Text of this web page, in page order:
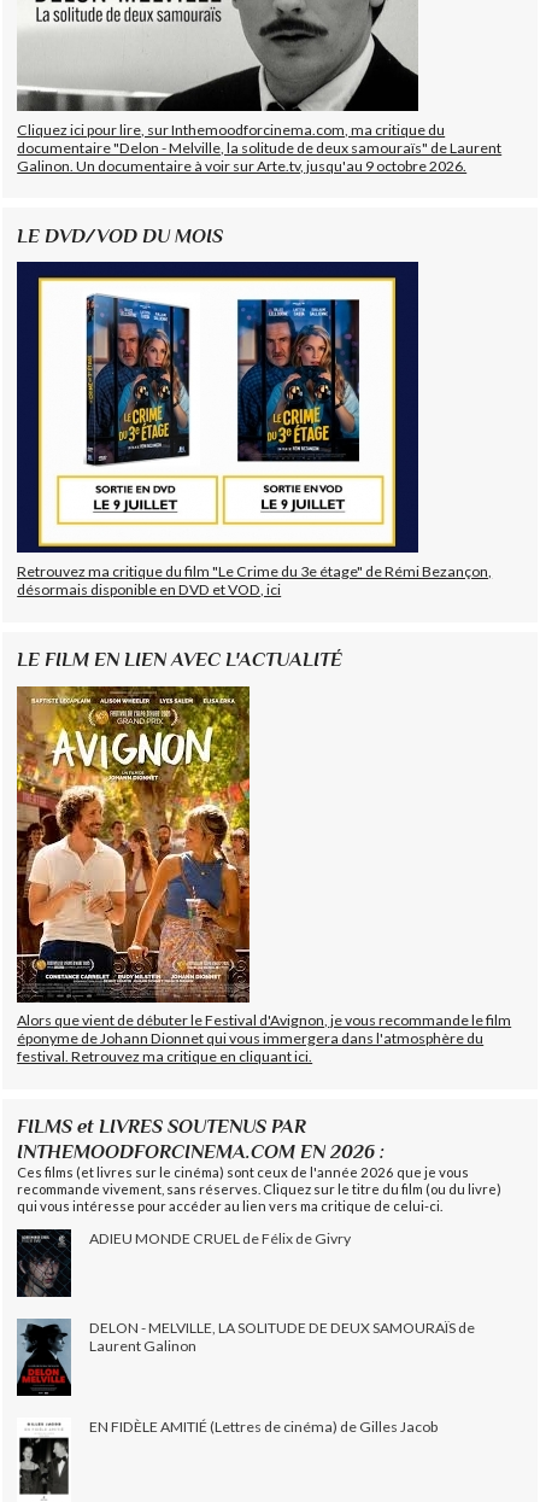
Cliquez ici pour lire, sur Inthemoodforcinema.com, ma critique du
documentaire "Delon - Melville, la solitude de deux samouraïs" de Laurent
Galinon. Un documentaire à voir sur Arte.tv, jusqu'au 9 octobre 2026.
LE DVD/VOD DU MOIS
Retrouvez ma critique du film "Le Crime du 3e étage" de Rémi Bezançon,
désormais disponible en DVD et VOD, ici
LE FILM EN LIEN AVEC L'ACTUALITÉ
Alors que vient de débuter le Festival d'Avignon, je vous recommande le film
éponyme de Johann Dionnet qui vous immergera dans l'atmosphère du
festival. Retrouvez ma critique en cliquant ici.
FILMS et LIVRES SOUTENUS PAR
INTHEMOODFORCINEMA.COM EN 2026 :
Ces films (et livres sur le cinéma) sont ceux de l'année 2026 que je vous
recommande vivement, sans réserves. Cliquez sur le titre du film (ou du livre)
qui vous intéresse pour accéder au lien vers ma critique de celui-ci.
ADIEU MONDE CRUEL de Félix de Givry
DELON - MELVILLE, LA SOLITUDE DE DEUX SAMOURAÏS de
Laurent Galinon
EN FIDÈLE AMITIÉ (Lettres de cinéma) de Gilles Jacob